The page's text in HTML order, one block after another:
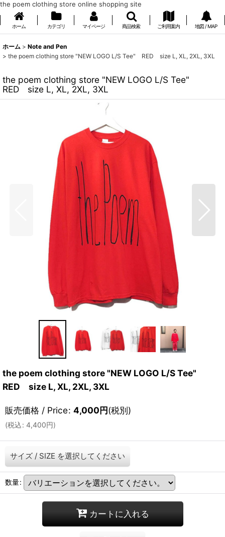
the poem clothing store online shopping site
ホーム カテゴリ マイページ 商品検索 ご利用案内 地図 / MAP
ホーム > Note and Pen
> the poem clothing store "NEW LOGO L/S Tee" RED size L, XL, 2XL, 3XL
the poem clothing store "NEW LOGO L/S Tee"
RED size L, XL, 2XL, 3XL
the poem clothing store "NEW LOGO L/S Tee"
RED size L, XL, 2XL, 3XL
販売価格 / Price: 4,000円(税別)
(税込: 4,400円)
サイズ / SIZE を選択してください
数量:
カートに入れる